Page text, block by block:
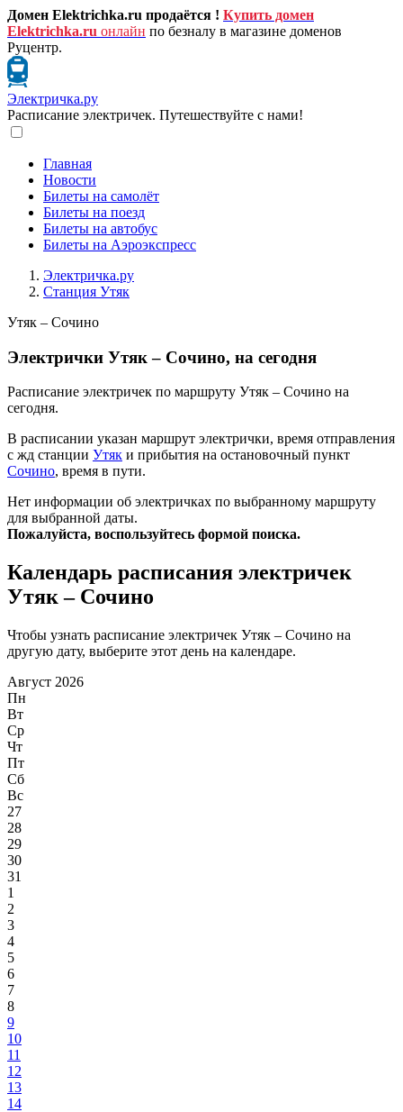
Домен Elektrichka.ru продаётся ! Купить домен
Elektrichka.ru онлайн по безналу в магазине доменов
Руцентр.
Электричка.ру
Расписание электричек. Путешествуйте с нами!
Главная
Новости
Билеты на самолёт
Билеты на поезд
Билеты на автобус
Билеты на Аэроэкспресс
Электричка.ру
Станция Утяк
Утяк – Сочино
Электрички Утяк – Сочино, на сегодня
Расписание электричек по маршруту Утяк – Сочино на
сегодня.
В расписании указан маршрут электрички, время отправления
с жд станции Утяк и прибытия на остановочный пункт
Сочино, время в пути.
Нет информации об электричках по выбранному маршруту
для выбранной даты.
Пожалуйста, воспользуйтесь формой поиска.
Календарь расписания электричек
Утяк – Сочино
Чтобы узнать расписание электричек Утяк – Сочино на
другую дату, выберите этот день на календаре.
Август 2026
Пн
Вт
Ср
Чт
Пт
Сб
Вс
27
28
29
30
31
1
2
3
4
5
6
7
8
9
10
11
12
13
14